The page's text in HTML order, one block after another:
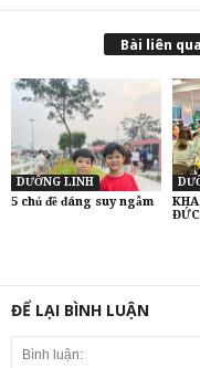
Bài liên
DƯỠNG LINH
5 chủ đề đáng suy ngẫm
ĐỂ LẠI BÌNH LUẬN